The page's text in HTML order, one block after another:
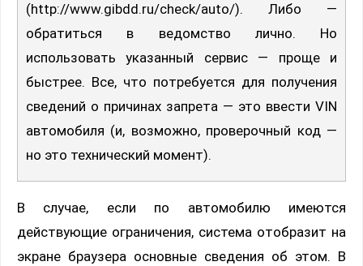
(http://www.gibdd.ru/check/auto/). Либо —
обратиться в ведомство лично. Но
использовать указанный сервис — проще и
быстрее. Все, что потребуется для получения
сведений о причинах запрета — это ввести VIN
автомобиля (и, возможно, проверочный код —
но это технический момент).
В случае, если по автомобилю имеются
действующие ограничения, система отобразит на
экране браузера основные сведения об этом. В